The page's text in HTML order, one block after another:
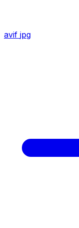
avif jpg